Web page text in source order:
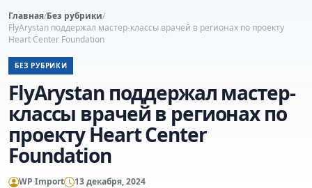
Главная/Без рубрики/
FlyArystan поддержал мастер-классы врачей в регионах по проекту
Heart Center Foundation
БЕЗ РУБРИКИ
FlyArystan поддержал мастер-
классы врачей в регионах по
проекту Heart Center
Foundation
WP Import 13 декабря, 2024